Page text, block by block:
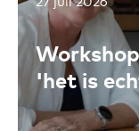
Toevoegen
'het is